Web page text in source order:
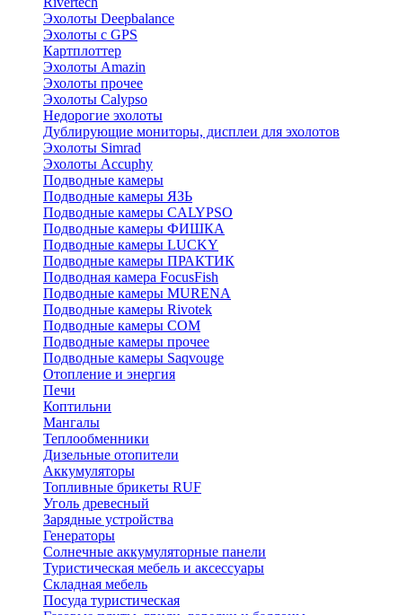
Эхолоты Deepbalance
Эхолоты с GPS
Картплоттер
Эхолоты Amazin
Эхолоты прочее
Эхолоты Calypso
Недорогие эхолоты
Дублирующие мониторы, дисплеи для эхолотов
Эхолоты Simrad
Эхолоты Accuphy
Подводные камеры
Подводные камеры ЯЗЬ
Подводные камеры CALYPSO
Подводные камеры ФИШКА
Подводные камеры LUCKY
Подводные камеры ПРАКТИК
Подводная камера FocusFish
Подводные камеры MURENA
Подводные камеры Rivotek
Подводные камеры СОМ
Подводные камеры прочее
Подводные камеры Saqvouge
Отопление и энергия
Печи
Коптильни
Мангалы
Теплообменники
Дизельные отопители
Аккумуляторы
Топливные брикеты RUF
Уголь древесный
Зарядные устройства
Генераторы
Солнечные аккумуляторные панели
Туристическая мебель и аксессуары
Складная мебель
Посуда туристическая